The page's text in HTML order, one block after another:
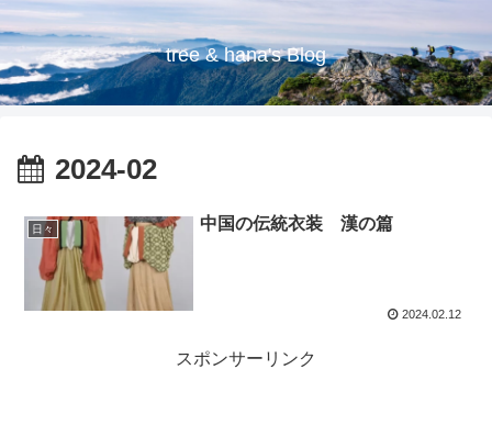
tree & hana's Blog
2024-02
日々 中国の伝統衣装 漢の篇
2024.02.12
スポンサーリンク